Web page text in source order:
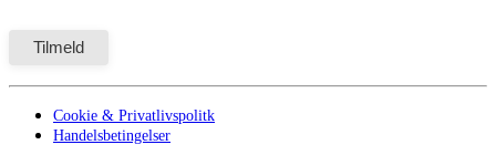
Cookie & Privatlivspolitk
Handelsbetingelser